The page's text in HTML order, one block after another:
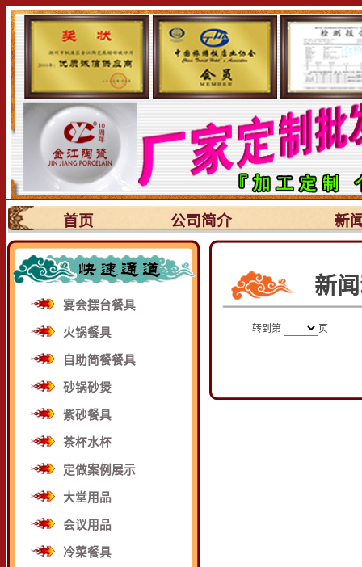
首页 公司简介 新
宴会摆台餐具
火锅餐具
自助简餐餐具
砂锅砂煲
紫砂餐具
茶杯水杯
定做案例展示
大堂用品
会议用品
冷菜餐具
新
转到第 页